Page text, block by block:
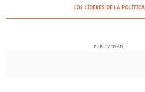
LOS LÍDERES DE LA POLÍTICA
PUBLICIDAD